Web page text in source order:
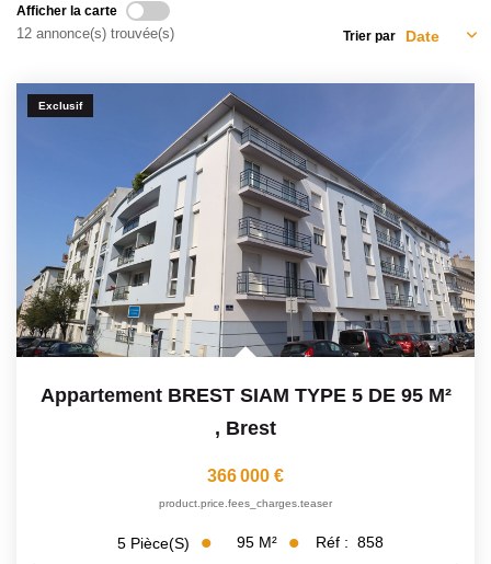
Nos Actualités
Avis Clients
CONTACT
Créer une alerte
Afficher la carte
12 annonce(s) trouvée(s) Trier par
Exclusif
Appartement BREST SIAM TYPE 5 DE 95 M²
, Brest
366 000 €
product.price.fees_charges.teaser
5 Pièce(s) 95 M² Réf : 858